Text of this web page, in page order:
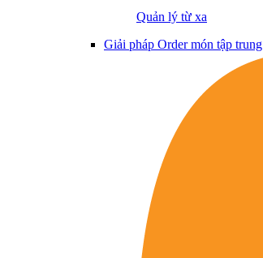
Quản lý từ xa
Giải pháp Order món tập trung